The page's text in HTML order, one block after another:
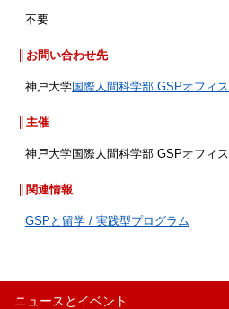
不要
お問い合わせ先
神戸大学国際人間科学部 GSPオフィス
主催
神戸大学国際人間科学部 GSPオフィス
関連情報
GSPと留学 / 実践型プログラム
ニュースとイベント